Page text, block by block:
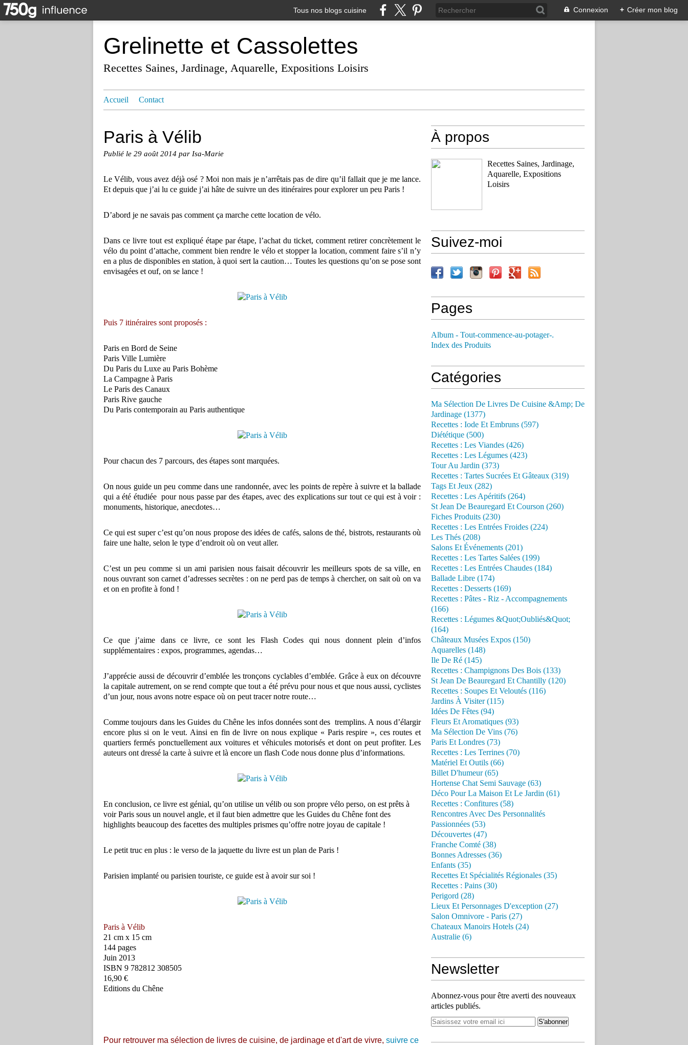
Tous nos blogs cuisine Connexion + Créer mon blog
Grelinette et Cassolettes
Recettes Saines, Jardinage, Aquarelle, Expositions Loisirs
Accueil Contact
Paris à Vélib
Publié le 29 août 2014 par Isa-Marie
Le Vélib, vous avez déjà osé ? Moi non mais je n’arrêtais pas de dire qu’il fallait que je me lance.
Et depuis que j’ai lu ce guide j’ai hâte de suivre un des itinéraires pour explorer un peu Paris !
D’abord je ne savais pas comment ça marche cette location de vélo.
Dans ce livre tout est expliqué étape par étape, l’achat du ticket, comment retirer concrètement le
vélo du point d’attache, comment bien rendre le vélo et stopper la location, comment faire s’il n’y
en a plus de disponibles en station, à quoi sert la caution… Toutes les questions qu’on se pose sont
envisagées et ouf, on se lance !
Puis 7 itinéraires sont proposés :
Paris en Bord de Seine
Paris Ville Lumière
Du Paris du Luxe au Paris Bohème
La Campagne à Paris
Le Paris des Canaux
Paris Rive gauche
Du Paris contemporain au Paris authentique
Pour chacun des 7 parcours, des étapes sont marquées.
On nous guide un peu comme dans une randonnée, avec les points de repère à suivre et la ballade
qui a été étudiée pour nous passe par des étapes, avec des explications sur tout ce qui est à voir :
monuments, historique, anecdotes…
Ce qui est super c’est qu’on nous propose des idées de cafés, salons de thé, bistrots, restaurants où
faire une halte, selon le type d’endroit où on veut aller.
C’est un peu comme si un ami parisien nous faisait découvrir les meilleurs spots de sa ville, en
nous ouvrant son carnet d’adresses secrètes : on ne perd pas de temps à chercher, on sait où on va
et on en profite à fond !
Ce que j’aime dans ce livre, ce sont les Flash Codes qui nous donnent plein d’infos
supplémentaires : expos, programmes, agendas…
J’apprécie aussi de découvrir d’emblée les tronçons cyclables d’emblée. Grâce à eux on découvre
la capitale autrement, on se rend compte que tout a été prévu pour nous et que nous aussi, cyclistes
d’un jour, nous avons notre espace où on peut tracer notre route…
Comme toujours dans les Guides du Chêne les infos données sont des tremplins. A nous d’élargir
encore plus si on le veut. Ainsi en fin de livre on nous explique « Paris respire », ces routes et
quartiers fermés ponctuellement aux voitures et véhicules motorisés et dont on peut profiter. Les
auteurs ont dressé la carte à suivre et là encore un flash Code nous donne plus d’informations.
En conclusion, ce livre est génial, qu’on utilise un vélib ou son propre vélo perso, on est prêts à
voir Paris sous un nouvel angle, et il faut bien admettre que les Guides du Chêne font des
highlights beaucoup des facettes des multiples prismes qu’offre notre joyau de capitale !
Le petit truc en plus : le verso de la jaquette du livre est un plan de Paris !
Parisien implanté ou parisien touriste, ce guide est à avoir sur soi !
Paris à Vélib
21 cm x 15 cm
144 pages
Juin 2013
ISBN 9 782812 308505
16,90 €
Editions du Chêne
Pour retrouver ma sélection de livres de cuisine, de jardinage et d'art de vivre, suivre ce
À propos
Recettes Saines, Jardinage,
Aquarelle, Expositions
Loisirs
Suivez-moi
Pages
Album - Tout-commence-au-potager-.
Index des Produits
Catégories
Ma Sélection De Livres De Cuisine &Amp; De
Jardinage (1377)
Recettes : Iode Et Embruns (597)
Diététique (500)
Recettes : Les Viandes (426)
Recettes : Les Légumes (423)
Tour Au Jardin (373)
Recettes : Tartes Sucrées Et Gâteaux (319)
Tags Et Jeux (282)
Recettes : Les Apéritifs (264)
St Jean De Beauregard Et Courson (260)
Fiches Produits (230)
Recettes : Les Entrées Froides (224)
Les Thés (208)
Salons Et Événements (201)
Recettes : Les Tartes Salées (199)
Recettes : Les Entrées Chaudes (184)
Ballade Libre (174)
Recettes : Desserts (169)
Recettes : Pâtes - Riz - Accompagnements
(166)
Recettes : Légumes &Quot;Oubliés&Quot;
(164)
Châteaux Musées Expos (150)
Aquarelles (148)
Ile De Ré (145)
Recettes : Champignons Des Bois (133)
St Jean De Beauregard Et Chantilly (120)
Recettes : Soupes Et Veloutés (116)
Jardins À Visiter (115)
Idées De Fêtes (94)
Fleurs Et Aromatiques (93)
Ma Sélection De Vins (76)
Paris Et Londres (73)
Recettes : Les Terrines (70)
Matériel Et Outils (66)
Billet D'humeur (65)
Hortense Chat Semi Sauvage (63)
Déco Pour La Maison Et Le Jardin (61)
Recettes : Confitures (58)
Rencontres Avec Des Personnalités
Passionnées (53)
Découvertes (47)
Franche Comté (38)
Bonnes Adresses (36)
Enfants (35)
Recettes Et Spécialités Régionales (35)
Recettes : Pains (30)
Perigord (28)
Lieux Et Personnages D'exception (27)
Salon Omnivore - Paris (27)
Chateaux Manoirs Hotels (24)
Australie (6)
Newsletter
Abonnez-vous pour être averti des nouveaux
articles publiés.